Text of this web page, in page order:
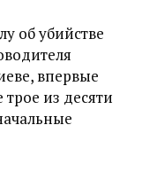
об убийстве
впервые
из десяти